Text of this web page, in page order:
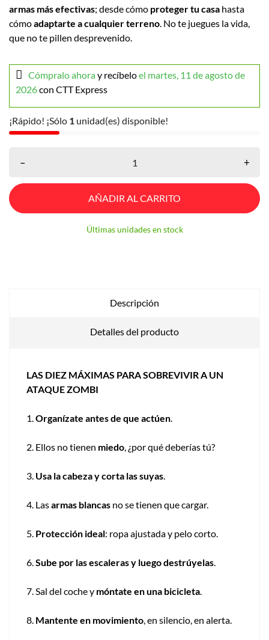
armas más efectivas; desde cómo proteger tu casa hasta
cómoadaptarte a cualquier terreno. No te juegues la vida,
que no te pillen desprevenido.
Cómpralo ahoray recíbeloel martes, 11 de agosto de
2026con CTT Express
¡Rápido! ¡Sólo 1 unidad(es) disponible!
– +
AÑADIR AL CARRITO
Últimas unidades en stock
Descripción
Detalles del producto
LAS DIEZ MÁXIMAS PARA SOBREVIVIR A UN
ATAQUE ZOMBI
1.Organízate antes de que actúen.
2. Ellos no tienen miedo, ¿por qué deberías tú?
3. Usa la cabeza y corta las suyas.
4. Lasarmas blancas no se tienen que cargar.
5. Protección ideal: ropa ajustada y pelo corto.
6.Sube por las escaleras y luego destrúyelas.
7. Sal del coche y móntate en una bicicleta.
8. Mantente en movimiento, en silencio, en alerta.